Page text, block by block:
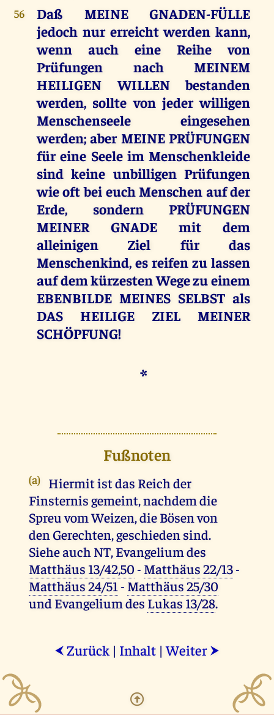
56
Daß MEINE GNADEN-FÜLLE
jedoch nur erreicht werden kann,
wenn auch eine Reihe von
Prüfungen nach MEINEM
HEILIGEN WILLEN bestanden
werden, sollte von jeder willigen
Menschenseele eingesehen
werden; aber MEINE PRÜFUNGEN
für eine Seele im Menschenkleide
sind keine unbilligen Prüfungen
wie oft bei euch Menschen auf der
Erde, sondern PRÜFUNGEN
MEINER GNADE mit dem
alleinigen Ziel für das
Menschenkind, es reifen zu lassen
auf dem kürzesten Wege zu einem
EBENBILDE MEINES SELBST als
DAS HEILIGE ZIEL MEINER
SCHÖPFUNG!
*
Fußnoten
(a) Hiermit ist das Reich der
Finsternis gemeint, nachdem die
Spreu vom Weizen, die Bösen von
den Gerechten, geschieden sind.
Siehe auch NT, Evangelium des
Matthäus 13/42,50- Matthäus 22/13-
Matthäus 24/51- Matthäus 25/30
und Evangelium des Lukas 13/28.
⮜ Zurück | Inhalt |Weiter ⮞